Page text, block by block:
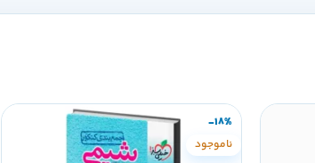
-18%
ناموجود